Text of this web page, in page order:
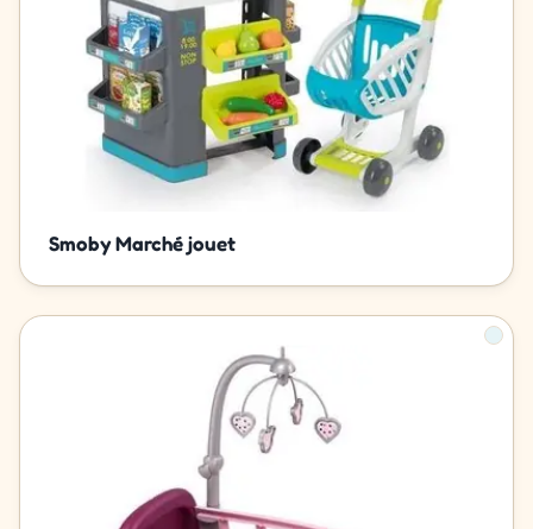
Smoby Marché jouet